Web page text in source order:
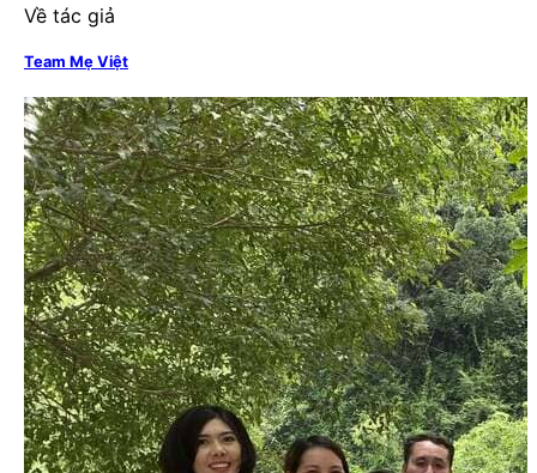
Về tác giả
Team Mẹ Việt